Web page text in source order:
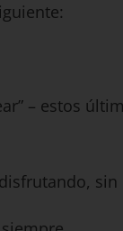
– estos
sin